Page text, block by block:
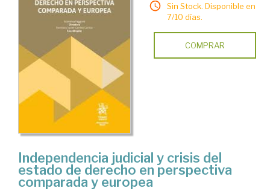
Sin Stock. Disponible en
7/10 días.
COMPRAR
Independencia judicial y crisis del
estado de derecho en perspectiva
comparada y europea